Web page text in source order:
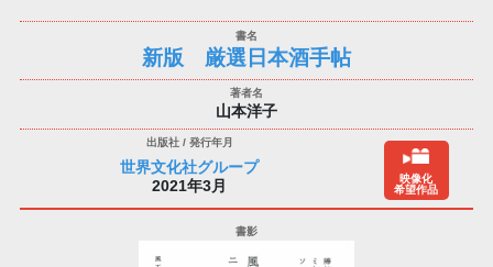
新版 厳選日本酒手帖
山本洋子
世界文化社グループ
2021年3月
映像化
希望作品